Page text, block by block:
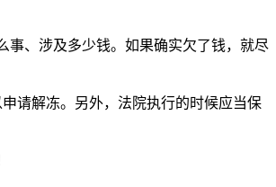
、涉及多少钱。如果确实欠了钱，就尽
请解冻。另外，法院执行的时候应当保